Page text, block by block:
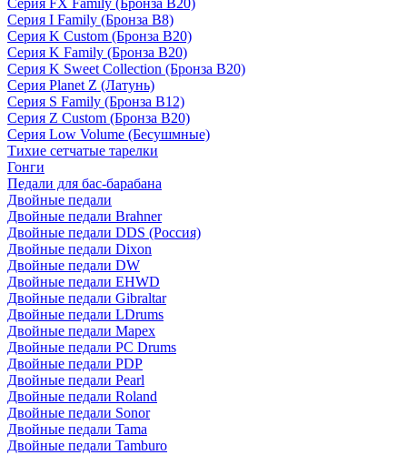
Серия FX Family (Бронза B20)
Серия I Family (Бронза B8)
Серия K Custom (Бронза B20)
Серия K Family (Бронза B20)
Серия K Sweet Collection (Бронза B20)
Серия Planet Z (Латунь)
Серия S Family (Бронза B12)
Серия Z Custom (Бронза B20)
Серия Low Volume (Бесушмные)
Тихие сетчатые тарелки
Гонги
Педали для бас-барабана
Двойные педали
Двойные педали Brahner
Двойные педали DDS (Россия)
Двойные педали Dixon
Двойные педали DW
Двойные педали EHWD
Двойные педали Gibraltar
Двойные педали LDrums
Двойные педали Mapex
Двойные педали PC Drums
Двойные педали PDP
Двойные педали Pearl
Двойные педали Roland
Двойные педали Sonor
Двойные педали Tama
Двойные педали Tamburo